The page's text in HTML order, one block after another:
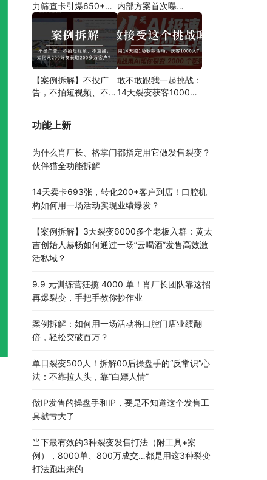
力筛查卡引爆650+新
用户！大健康门诊也能
用裂变发售玩转精准引
流！
内部方案首次曝
光！！！案例分析、操
作步骤都有！
【案例拆解】不投广
告，不拍短视频、不直
敢不敢跟我一起挑战：
14天裂变获客1000
功能上新
为什么肖厂长、格掌门都指定用它做发售裂变？
伙伴猫全功能拆解
14天卖卡693张，转化200+客户到店！口腔机
构如何用一场活动实现业绩爆发？
【案例拆解】3天裂变6000多个老板入群：黄太
吉创始人赫畅如何通过一场”云喝酒”发售高效激
活私域？
9.9 元训练营狂揽 4000 单！肖厂长团队靠这招
再爆裂变，手把手教你抄作业
案例拆解：如何用一场活动将口腔门店业绩翻
倍，轻松突破百万？
单日裂变500人！拆解00后操盘手的“反常识”心
法：不靠拉人头，靠“白嫖人情”
做IP发售的操盘手和IP，要是不知道这个发售工
具就亏大了
当下最有效的3种裂变发售打法（附工具+案
例），8000单、800万成交…都是用这3种裂变
打法跑出来的